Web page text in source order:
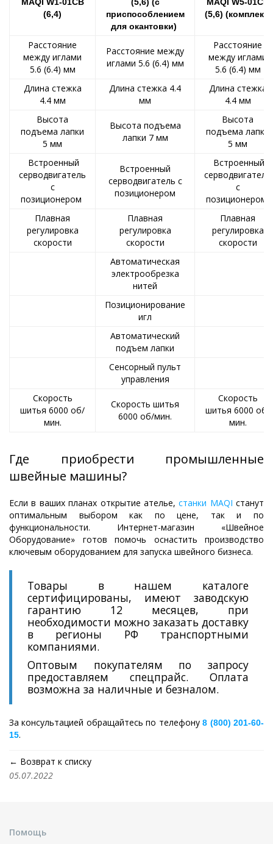
MAQI W1-01CB
(6,4)
(5,6) (с
приспособлением
для окантовки)
MAQI W5-01CB
(5,6) (комплект)
Расстояние
между иглами
5.6 (6.4) мм
Расстояние между
иглами 5.6 (6.4) мм
Расстояние
между иглами
5.6 (6.4) мм
Длина стежка
4.4 мм
Длина стежка 4.4
мм
Длина стежка
4.4 мм
Высота
подъема лапки
5 мм
Высота подъема
лапки 7 мм
Высота
подъема лапки
5 мм
Встроенный
серводвигатель
с
позиционером
Встроенный
серводвигатель с
позиционером
Встроенный
серводвигатель
с
позиционером
Плавная
регулировка
скорости
Плавная
регулировка
скорости
Плавная
регулировка
скорости
Автоматическая
электрообрезка
нитей
Позиционирование
игл
Автоматический
подъем лапки
Сенсорный пульт
управления
Скорость
шитья 6000 об/
мин.
Скорость шитья
6000 об/мин.
Скорость
шитья 6000 об/
мин.
Где приобрести промышленные
швейные машины?
Если в ваших планах открытие ателье,станки MAQI станут
оптимальным выбором как по цене, так и по
функциональности. Интернет-магазин «Швейное
Оборудование» готов помочь оснастить производство
ключевым оборудованием для запуска швейного бизнеса.
Товары в нашем каталоге
сертифицированы, имеют заводскую
гарантию 12 месяцев, при
необходимости можно заказать доставку
в регионы РФ транспортными
компаниями.
Оптовым покупателям по запросу
предоставляем спецпрайс. Оплата
возможна за наличные и безналом.
За консультацией обращайтесь по телефону8 (800) 201-60-
15.
← Возврат к списку
05.07.2022
Помощь